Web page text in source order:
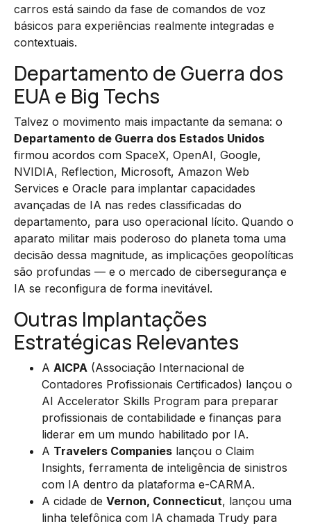
carros está saindo da fase de comandos de voz
básicos para experiências realmente integradas e
contextuais.
Departamento de Guerra dos
EUA e Big Techs
Talvez o movimento mais impactante da semana: o
Departamento de Guerra dos Estados Unidos
firmou acordos com SpaceX, OpenAI, Google,
NVIDIA, Reflection, Microsoft, Amazon Web
Services e Oracle para implantar capacidades
avançadas de IA nas redes classificadas do
departamento, para uso operacional lícito. Quando o
aparato militar mais poderoso do planeta toma uma
decisão dessa magnitude, as implicações geopolíticas
são profundas — e o mercado de cibersegurança e
IA se reconfigura de forma inevitável.
Outras Implantações
Estratégicas Relevantes
A AICPA (Associação Internacional de
Contadores Profissionais Certificados) lançou o
AI Accelerator Skills Program para preparar
profissionais de contabilidade e finanças para
liderar em um mundo habilitado por IA.
A Travelers Companies lançou o Claim
Insights, ferramenta de inteligência de sinistros
com IA dentro da plataforma e-CARMA.
A cidade de Vernon, Connecticut, lançou uma
linha telefônica com IA chamada Trudy para